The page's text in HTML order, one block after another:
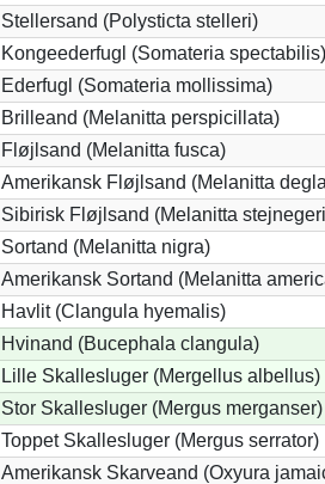
Stellersand (Polysticta stelleri)
Kongeederfugl (Somateria spectabilis)
Ederfugl (Somateria mollissima)
Brilleand (Melanitta perspicillata)
Fløjlsand (Melanitta fusca)
Amerikansk Fløjlsand (Melanitta
Sibirisk Fløjlsand (Melanitta
Sortand (Melanitta nigra)
Amerikansk Sortand (Melanitta
Havlit (Clangula hyemalis)
Hvinand (Bucephala clangula)
Lille Skallesluger (Mergellus albellus)
Stor Skallesluger (Mergus merganser)
Toppet Skallesluger (Mergus serrator)
Amerikansk Skarveand (Oxyura